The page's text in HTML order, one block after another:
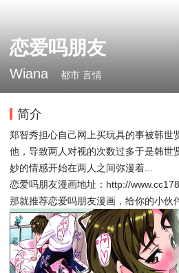
恋爱吗朋友
Wiana 都市 言情
简介
郑智秀担心自己网上买玩具的事被韩世
他，导致两人对视的次数过多于是韩世
妙的情感开始在两人之间弥漫着...
恋爱吗朋友漫画地址：http://
那就推荐恋爱吗朋友漫画，给你的小伙